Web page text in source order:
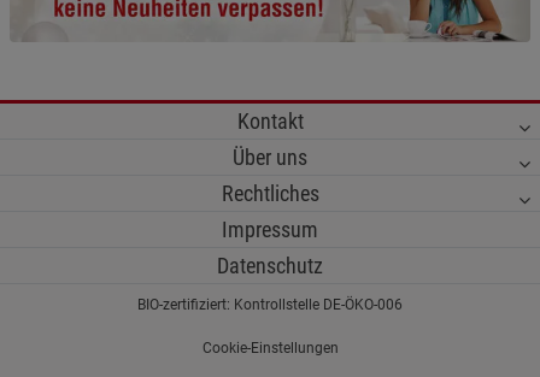
Kontakt
Über uns
Rechtliches
Impressum
Datenschutz
BIO-zertifiziert: Kontrollstelle DE-ÖKO-006
Cookie-Einstellungen